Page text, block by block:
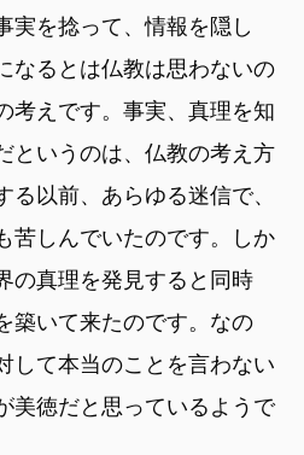
実を捻って、情報を隠し
なるとは仏教は思わないの
考えです。事実、真理を知
というのは、仏教の考え方
以前、あらゆる迷信で、
苦しんでいたのです。しか
の真理を発見すると同時
築いて来たのです。なの
して本当のことを言わない
美徳だと思っているようで